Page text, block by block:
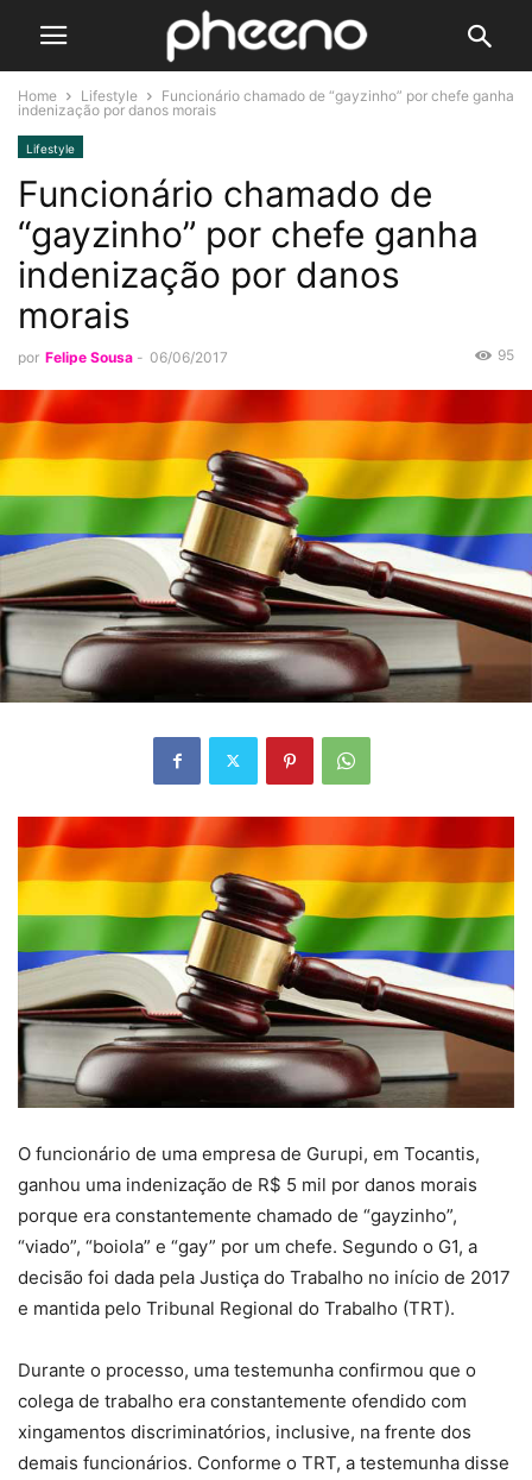
Home Lifestyle
Funcionário chamado de “gayzinho” por chefe ganha
indenização por danos morais
Lifestyle
Funcionário chamado de
“gayzinho” por chefe ganha
indenização por danos
morais
por Felipe Sousa - 06/06/2017 95
O funcionário de uma empresa de Gurupi, em Tocantis,
ganhou uma indenização de R$ 5 mil por danos morais
porque era constantemente chamado de “gayzinho”,
“viado”, “boiola” e “gay” por um chefe. Segundo o G1, a
decisão foi dada pela Justiça do Trabalho no início de 2017
e mantida pelo Tribunal Regional do Trabalho (TRT).
Durante o processo, uma testemunha confirmou que o
colega de trabalho era constantemente ofendido com
xingamentos discriminatórios, inclusive, na frente dos
demais funcionários. Conforme o TRT, a testemunha disse